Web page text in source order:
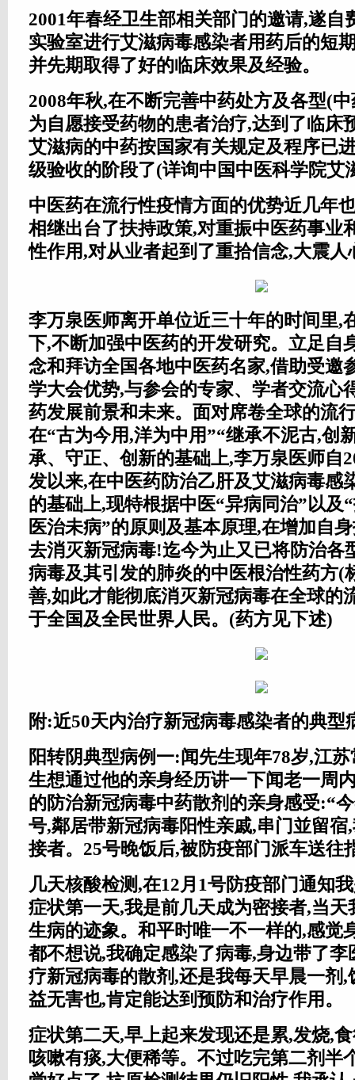
2001年春经卫生部相关部门的邀请,遂自
实验室进行艾滋病毒感染者用药后的短
并先期取得了好的临床效果及经验。
2008年秋,在不断完善中药处方及各型(
为自愿接受药物的患者治疗,达到了临床
艾滋病的中药按国家有关规定及程序已
级验收的阶段了(详询中国中医科学院艾
中医药在流行性疫情方面的优势近几年
相继出台了扶持政策,对重振中医药事业
性作用,对从业者起到了重拾信念,大震人
李万泉医师离开单位近三十年的时间里,
下,不断加强中医药的开发研究。立足自
念和拜访全国各地中医药名家,借助受邀
学大会优势,与参会的专家、学者交流心
药发展前景和未来。面对席卷全球的流
在“古为今用,洋为中用”“继承不泥古,创
承、守正、创新的基础上,李万泉医师自
发以来,在中医药防治乙肝及艾滋病毒感
的基础上,现特根据中医“异病同治”以及
医治未病”的原则及基本原理,在增加自
去消灭新冠病毒!迄今为止又已将防治各
病毒及其引发的肺炎的中医根治性药方(
善,如此才能彻底消灭新冠病毒在全球的
于全国及全民世界人民。(药方见下述)
附:近50天内治疗新冠病毒感染者的典型
阳转阴典型病例一:闻先生现年78岁,江
生想通过他的亲身经历讲一下闻老一周
的防治新冠病毒中药散剂的亲身感受:“
号,鄰居带新冠病毒阳性亲戚,串门並留宿
接者。25号晚饭后,被防疫部门派车送往
几天核酸检测,在12月1号防疫部门通知
症状第一天,我是前几天成为密接者,当
生病的迹象。和平时唯一不一样的,感觉
都不想说,我确定感染了病毒,身边带了
疗新冠病毒的散剂,还是我每天早晨一剂
益无害也,肯定能达到预防和治疗作用。
症状第二天,早上起来发现还是累,发烧,
咳嗽有痰,大便稀等。不过吃完第二剂半